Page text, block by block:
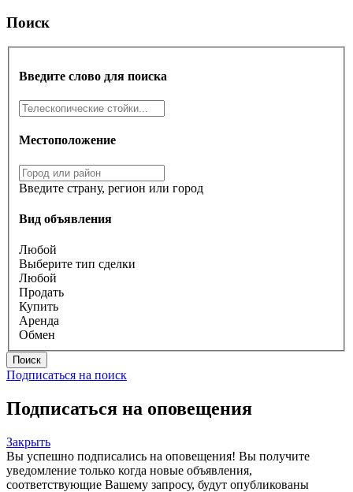
Поиск
Введите слово для поиска
Местоположение
Введите страну, регион или город
Вид объявления
Любой
Выберите тип сделки
Любой
Продать
Купить
Аренда
Обмен
Поиск
Подписаться на поиск
Подписаться на оповещения
Закрыть
Вы успешно подписались на оповещения! Вы получите
уведомление только когда новые объявления,
соответствующие Вашему запросу, будут опубликованы